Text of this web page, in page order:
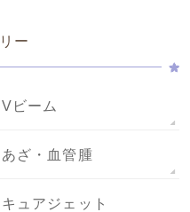
ー
Vビーム
あざ・血管腫
キュアジェット